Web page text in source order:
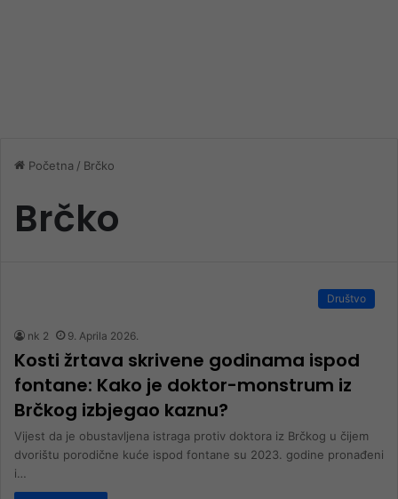
Početna / Brčko
Brčko
Društvo
nk 2 9. Aprila 2026.
Kosti žrtava skrivene godinama ispod
fontane: Kako je doktor-monstrum iz
Brčkog izbjegao kaznu?
Vijest da je obustavljena istraga protiv doktora iz Brčkog u čijem
dvorištu porodične kuće ispod fontane su 2023. godine pronađeni
i…